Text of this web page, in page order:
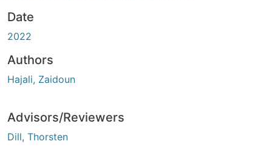
Date
2022
Authors
Hajali, Zaidoun
Advisors/Reviewers
Dill, Thorsten